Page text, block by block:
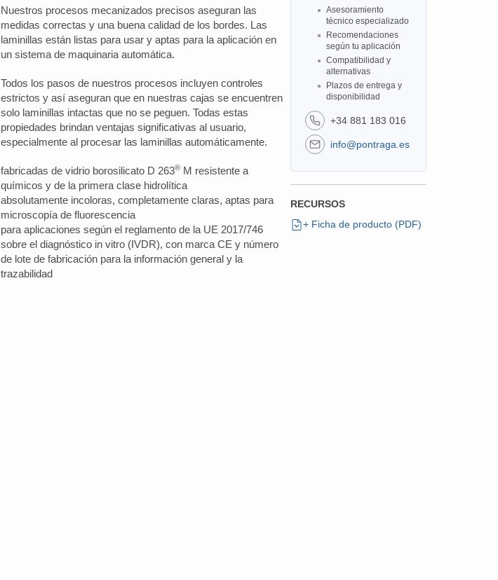
Nuestros procesos mecanizados precisos aseguran las
medidas correctas y una buena calidad de los bordes. Las
laminillas están listas para usar y aptas para la aplicación en
un sistema de maquinaria automática.
Todos los pasos de nuestros procesos incluyen controles
estrictos y así aseguran que en nuestras cajas se encuentren
solo laminillas intactas que no se peguen. Todas estas
propiedades brindan ventajas significativas al usuario,
especialmente al procesar las laminillas automáticamente.
fabricadas de vidrio borosilicato D 263® M resistente a
químicos y de la primera clase hidrolítica
absolutamente incoloras, completamente claras, aptas para
microscopía de fluorescencia
para aplicaciones según el reglamento de la UE 2017/746
sobre el diagnóstico in vitro (IVDR), con marca CE y número
de lote de fabricación para la información general y la
trazabilidad
Asesoramiento
técnico especializado
Recomendaciones
según tu aplicación
Compatibilidad y
alternativas
Plazos de entrega y
disponibilidad
+34 881 183 016
info@pontraga.es
RECURSOS
+ Ficha de producto (PDF)